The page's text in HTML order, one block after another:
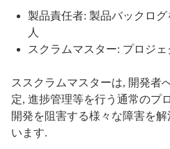
製品責任者: 製品バックロ
人
スクラムマスター: プロジ
ススクラムマスターは, 開発者
定, 進捗管理等を行う通常のプ
開発を阻害する様々な障害を
います.